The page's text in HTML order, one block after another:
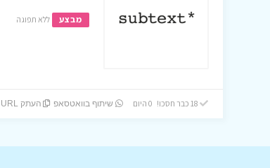
מבצע ללא תפוגה
18 כבר חסכו! 0 היום שיתוף בוואטסאפ העתק URL